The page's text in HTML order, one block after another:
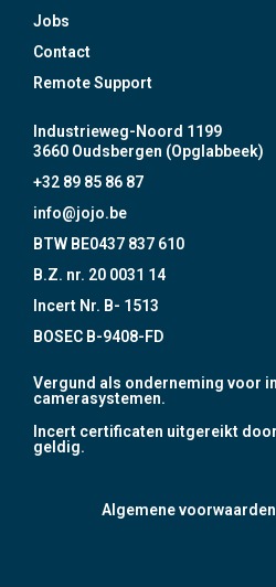
Jobs
Contact
Remote Support
Industrieweg-Noord 1199
3660 Oudsbergen (Opglabbeek)
+32 89 85 86 87
info@jojo.be
BTW BE0437 837 610
B.Z. nr. 20 0031 14
Incert Nr. B- 1513
BOSEC B-9408-FD
Vergund als onderneming voor
camerasystemen.
Incert certificaten uitgereikt
geldig.
Algemene voorwaarden